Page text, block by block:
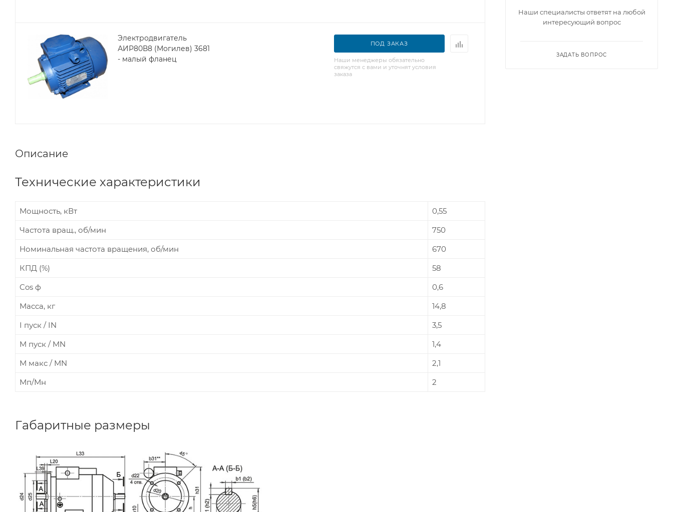
Электродвигатель
АИР80В8 (Могилев) 3681
- малый фланец
ПОД ЗАКАЗ
Наши менеджеры обязательно
свяжутся с вами и уточнят условия
заказа
Описание
Технические характеристики
Мощность, кВт
0,55
Частота вращ., об/мин
750
Номинальная частота вращения, об/мин
670
КПД (%)
58
Cos ф
0,6
Масса, кг
14,8
I пуск / IN
3,5
M пуcк / MN
1,4
М макс / MN
2,1
Мп/Мн
2
Габаритные размеры
Наши специалисты ответят на любой
интересующий вопрос
ЗАДАТЬ ВОПРОС